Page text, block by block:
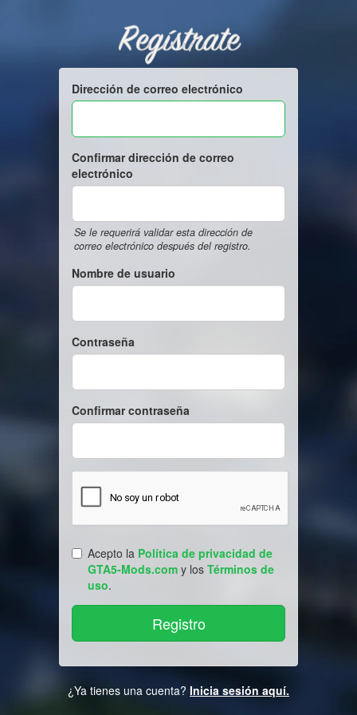
Regístrate
Dirección de correo electrónico
Confirmar dirección de correo
electrónico
Se le requerirá validar esta dirección de
correo electrónico después del registro.
Nombre de usuario
Contraseña
Confirmar contraseña
Acepto la Política de privacidad de
GTA5-Mods.com y los Términos de
uso.
¿Ya tienes una cuenta? Inicia sesión aquí.